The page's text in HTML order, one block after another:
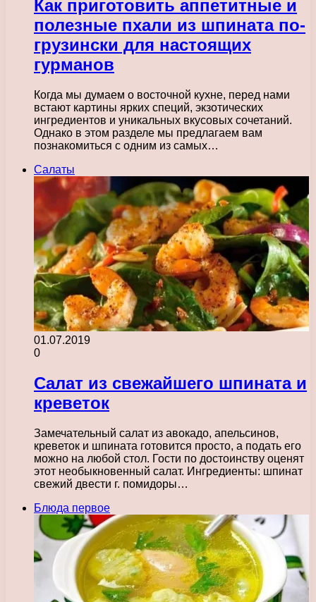
Как приготовить аппетитные и
полезные пхали из шпината по-
грузински для настоящих
гурманов
Когда мы думаем о восточной кухне, перед нами
встают картины ярких специй, экзотических
ингредиентов и уникальных вкусовых сочетаний.
Однако в этом разделе мы предлагаем вам
познакомиться с одним из самых…
Салаты
01.07.2019
0
Салат из свежайшего шпината и
креветок
Замечательный салат из авокадо, апельсинов,
креветок и шпината готовится просто, а подать его
можно на любой стол. Гости по достоинству оценят
этот необыкновенный салат. Ингредиенты: шпинат
свежий двести г. помидоры…
Блюда первое